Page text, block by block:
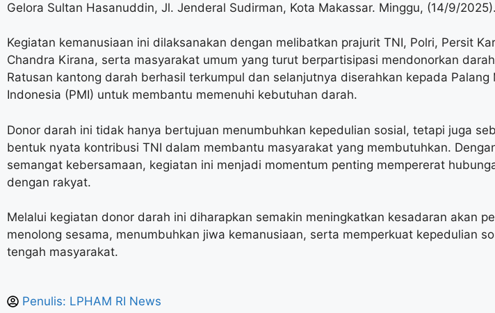
Gelora Sultan Hasanuddin, Jl. Jenderal Sudirman, Kota Makassar. Minggu, (14/9/2025).
Kegiatan kemanusiaan ini dilaksanakan dengan melibatkan prajurit TNI, Polri, Persit
Chandra Kirana, serta masyarakat umum yang turut berpartisipasi mendonorkan
Ratusan kantong darah berhasil terkumpul dan selanjutnya diserahkan kepada Palang
Indonesia (PMI) untuk membantu memenuhi kebutuhan darah.
Donor darah ini tidak hanya bertujuan menumbuhkan kepedulian sosial, tetapi juga
bentuk nyata kontribusi TNI dalam membantu masyarakat yang membutuhkan.
semangat kebersamaan, kegiatan ini menjadi momentum penting mempererat
dengan rakyat.
Melalui kegiatan donor darah ini diharapkan semakin meningkatkan kesadaran akan
menolong sesama, menumbuhkan jiwa kemanusiaan, serta memperkuat kepedulian
tengah masyarakat.
Penulis: LPHAM RI News